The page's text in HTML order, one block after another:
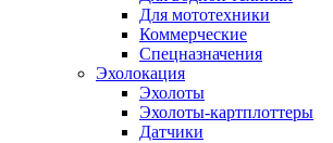
Для мототехники
Коммерческие
Спецназначения
Эхолокация
Эхолоты
Эхолоты-картплоттеры
Датчики